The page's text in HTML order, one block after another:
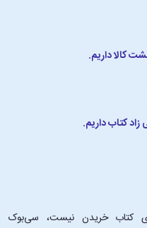
کالا داریم.
کتاب داریم.
کتاب خریدن نیست، سی‌بوک